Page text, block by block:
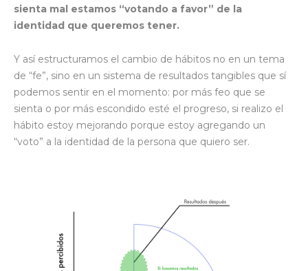
sienta mal estamos “votando a favor” de la
identidad que queremos tener.
Y así estructuramos el cambio de hábitos no en un tema
de “fe”, sino en un sistema de resultados tangibles que sí
podemos sentir en el momento: por más feo que se
sienta o por más escondido esté el progreso, si realizo el
hábito estoy mejorando porque estoy agregando un
“voto” a la identidad de la persona que quiero ser.